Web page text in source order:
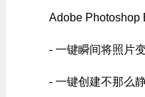
Adobe Photoshop
- 一键瞬间将照片
- 一键创建不那么